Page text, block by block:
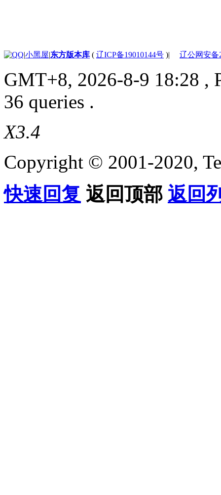
|小黑屋|东方版本库 ( 辽ICP备19010144号 )| 辽公网安备
GMT+8, 2026-8-9 18:28 ,
36 queries .
X3.4
Copyright © 2001-2020,
快速回复 返回顶部 返回